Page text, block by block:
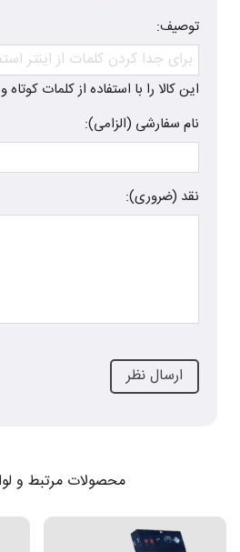
توصیف:
این کالا را با استفاده از کلمات
نام سفارشی (الزامی):
نقد (ضروری):
محصولات مرتبط و